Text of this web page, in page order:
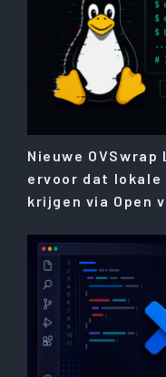
Nieuwe
ervoor dat lokale
krijgen via Open